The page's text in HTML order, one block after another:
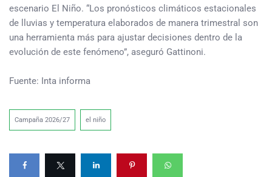
escenario El Niño. “Los pronósticos climáticos estacionales
de lluvias y temperatura elaborados de manera trimestral son
una herramienta más para ajustar decisiones dentro de la
evolución de este fenómeno”, aseguró Gattinoni.
Fuente: Inta informa
Campaña 2026/27 el niño